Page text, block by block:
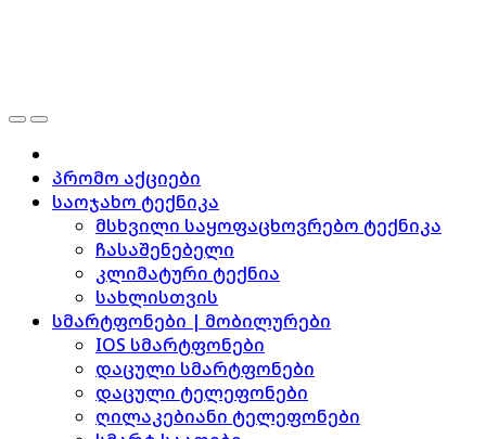
პრომო აქციები
საოჯახო ტექნიკა
მსხვილი საყოფაცხოვრებო ტექნიკა
ჩასაშენებელი
კლიმატური ტექნია
სახლისთვის
სმარტფონები | მობილურები
IOS სმარტფონები
დაცული სმარტფონები
დაცული ტელეფონები
ღილაკებიანი ტელეფონები